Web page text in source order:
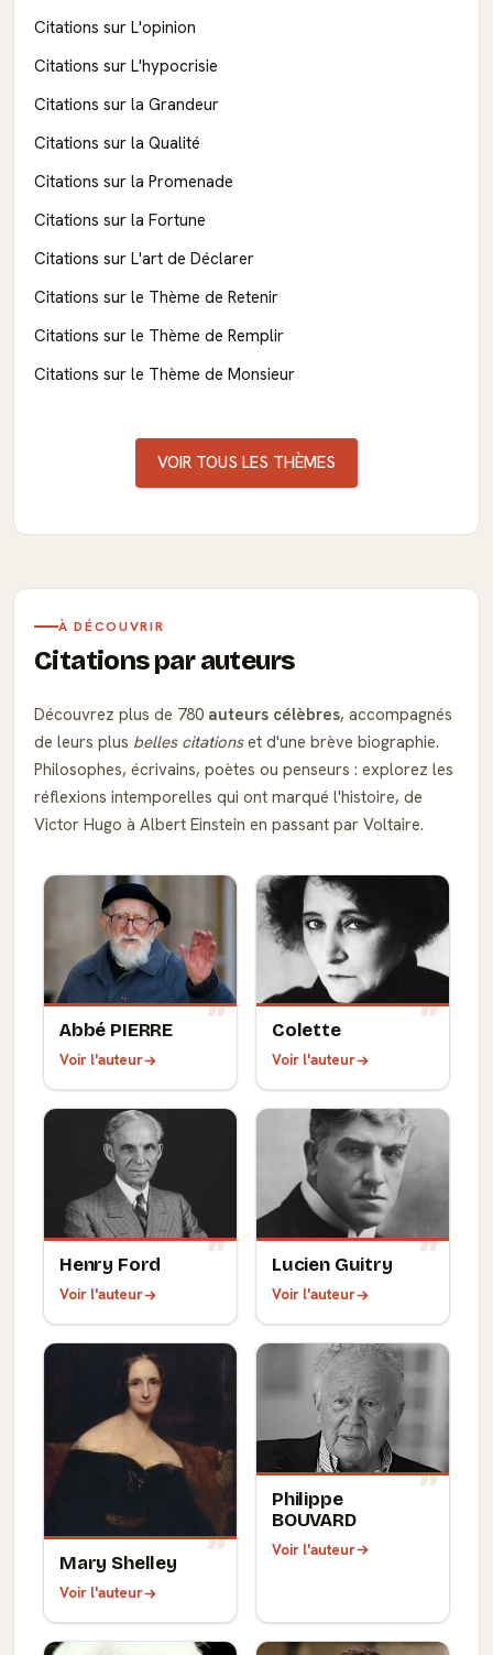
Citations sur L'opinion
Citations sur L'hypocrisie
Citations sur la Grandeur
Citations sur la Qualité
Citations sur la Promenade
Citations sur la Fortune
Citations sur L'art de Déclarer
Citations sur le Thème de Retenir
Citations sur le Thème de Remplir
Citations sur le Thème de Monsieur
VOIR TOUS LES THÈMES
À DÉCOUVRIR
Citations par auteurs
Découvrez plus de 780 auteurs célèbres, accompagnés
de leurs plus belles citationset d'une brève biographie.
Philosophes, écrivains, poètes ou penseurs : explorez les
réflexions intemporelles qui ont marqué l'histoire, de
Victor Hugo à Albert Einstein en passant par Voltaire.
Abbé PIERRE
Voir l'auteur
Colette
Voir l'auteur
Henry Ford
Voir l'auteur
Lucien Guitry
Voir l'auteur
Mary Shelley
Voir l'auteur
Philippe
BOUVARD
Voir l'auteur